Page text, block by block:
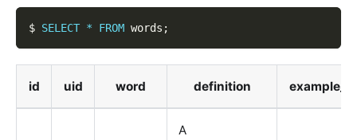
$ SELECT * FROM words ;
id uid word definition
A